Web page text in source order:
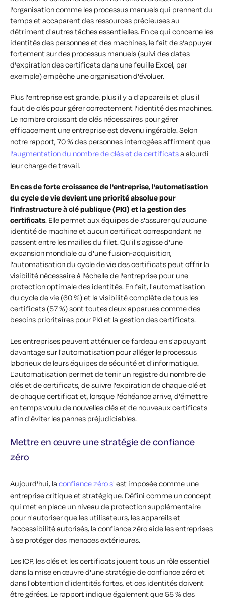
l'organisation comme les processus manuels qui prennent du
temps et accaparent des ressources précieuses au
détriment d'autres tâches essentielles. En ce qui concerne les
identités des personnes et des machines, le fait de s'appuyer
fortement sur des processus manuels (suivi des dates
d'expiration des certificats dans une feuille Excel, par
exemple) empêche une organisation d'évoluer.
Plus l'entreprise est grande, plus il y a d'appareils et plus il
faut de clés pour gérer correctement l'identité des machines.
Le nombre croissant de clés nécessaires pour gérer
efficacement une entreprise est devenu ingérable. Selon
notre rapport, 70 % des personnes interrogées affirment que
l'augmentation du nombre de clés et de certificatsa alourdi
leur charge de travail.
En cas de forte croissance de l'entreprise, l'automatisation
du cycle de vie devient une priorité absolue pour
l'infrastructure à clé publique (PKI) et la gestion des
certificats. Elle permet aux équipes de s'assurer qu'aucune
identité de machine et aucun certificat correspondant ne
passent entre les mailles du filet. Qu'il s'agisse d'une
expansion mondiale ou d'une fusion-acquisition,
l'automatisation du cycle de vie des certificats peut offrir la
visibilité nécessaire à l'échelle de l'entreprise pour une
protection optimale des identités. En fait, l'automatisation
du cycle de vie (60 %) et la visibilité complète de tous les
certificats (57 %) sont toutes deux apparues comme des
besoins prioritaires pour PKI et la gestion des certificats.
Les entreprises peuvent atténuer ce fardeau en s'appuyant
davantage sur l'automatisation pour alléger le processus
laborieux de leurs équipes de sécurité et d'informatique.
L'automatisation permet de tenir un registre du nombre de
clés et de certificats, de suivre l'expiration de chaque clé et
de chaque certificat et, lorsque l'échéance arrive, d'émettre
en temps voulu de nouvelles clés et de nouveaux certificats
afin d'éviter les pannes préjudiciables.
Mettre en œuvre une stratégie de confiance
zéro
Aujourd'hui, la confiance zéro s' est imposée comme une
entreprise critique et stratégique. Défini comme un concept
qui met en place un niveau de protection supplémentaire
pour n'autoriser que les utilisateurs, les appareils et
l'accessibilité autorisés, la confiance zéro aide les entreprises
à se protéger des menaces extérieures.
Les ICP, les clés et les certificats jouent tous un rôle essentiel
dans la mise en œuvre d'une stratégie de confiance zéro et
dans l'obtention d'identités fortes, et ces identités doivent
être gérées. Le rapport indique également que 55 % des